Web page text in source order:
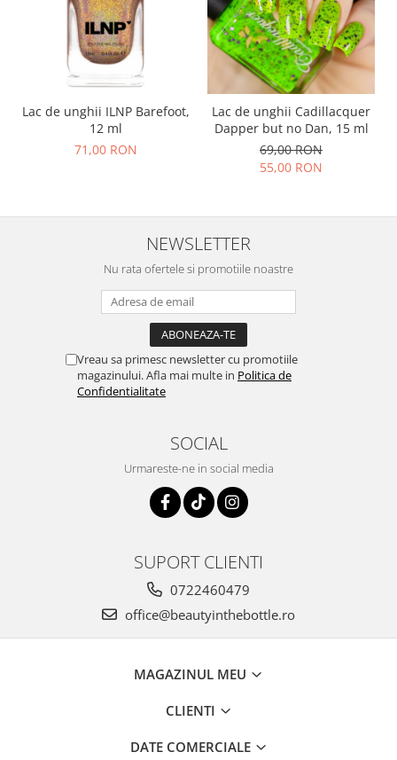
Lac de unghii ILNP Barefoot,
12 ml
71,00 RON
Lac de unghii Cadillacquer
Dapper but no Dan, 15 ml
69,00 RON
55,00 RON
NEWSLETTER
Nu rata ofertele si promotiile noastre
Vreau sa primesc newsletter cu promotiile
magazinului. Afla mai multe in Politica de
Confidentialitate
SOCIAL
Urmareste-ne in social media
SUPORT CLIENTI
0722460479
office@beautyinthebottle.ro
MAGAZINUL MEU
CLIENTI
DATE COMERCIALE